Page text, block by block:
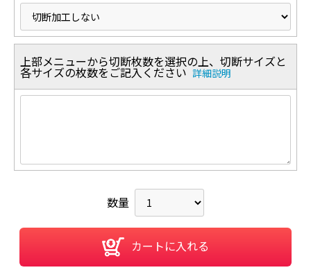
上部メニューから切断枚数を選択の上、切断サイズと
各サイズの枚数をご記入ください 詳細説明
数量
カートに入れる